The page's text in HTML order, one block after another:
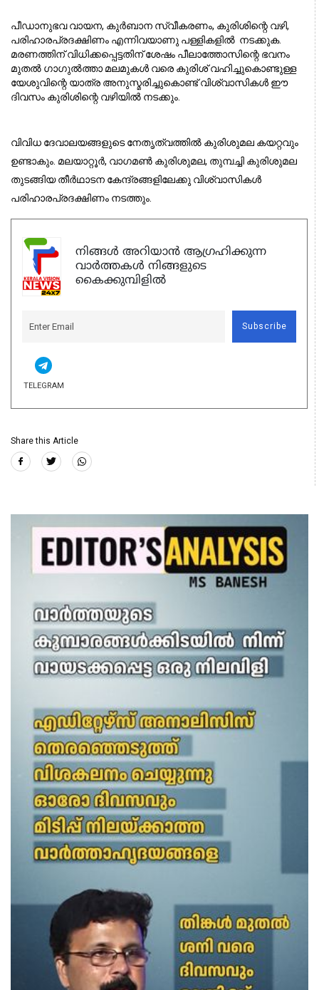
പീഡാനുഭവ വായന, കുര്‍ബാന സ്വീകരണം, കുരിശിന്റെ വഴി,
പരിഹാരപ്രദക്ഷിണം എന്നിവയാണു പള്ളികളില്‍  നടക്കുക.
മരണത്തിന് വിധിക്കപ്പെട്ടതിന് ശേഷം പീലാത്തോസിന്റെ ഭവനം
മുതല്‍ ഗാഗുല്‍ത്താ മലമുകള്‍ വരെ കുരിശ് വഹിച്ചുകൊണ്ടുള്ള
യേശുവിന്റെ യാത്ര അനുസ്മരിച്ചുകൊണ്ട് വിശ്വാസികള്‍ ഈ
ദിവസം കുരിശിന്റെ വഴിയിൽ നടക്കും.
വിവിധ ദേവാലയങ്ങളുടെ നേതൃത്വത്തില്‍ കുരിശുമല കയറ്റവും
ഉണ്ടാകും. മലയാറ്റൂര്‍, വാഗമണ്‍ കുരിശുമല, തുമ്പച്ചി കുരിശുമല
തുടങ്ങിയ തീര്‍ഥാടന കേന്ദ്രങ്ങളിലേക്കു വിശ്വാസികള്‍
പരിഹാരപ്രദക്ഷിണം നടത്തും.
നിങ്ങൾ അറിയാൻ ആഗ്രഹിക്കുന്ന
വാർത്തകൾ നിങ്ങളുടെ
കൈക്കുമ്പിളിൽ
Subscribe
TELEGRAM
Share this Article